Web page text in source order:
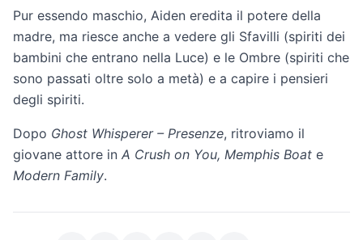
Pur essendo maschio, Aiden eredita il potere della
madre, ma riesce anche a vedere gli Sfavilli (spiriti dei
bambini che entrano nella Luce) e le Ombre (spiriti che
sono passati oltre solo a metà) e a capire i pensieri
degli spiriti.
Dopo Ghost Whisperer – Presenze, ritroviamo il
giovane attore in A Crush on You, Memphis Boat e
Modern Family.